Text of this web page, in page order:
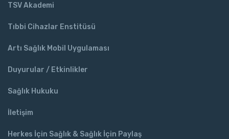
TSV Akademi
Tıbbi Cihazlar Enstitüsü
Artı Sağlık Mobil Uygulaması
Duyurular / Etkinlikler
Sağlık Hukuku
İletişim
Herkes İçin Sağlık & Sağlık İçin Paylaş